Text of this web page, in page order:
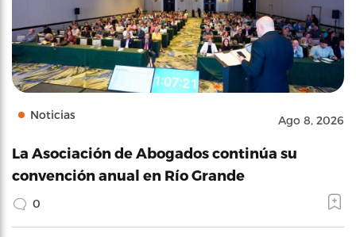
Noticias Ago 8, 2026
La Asociación de Abogados continúa su
convención anual en Río Grande
0